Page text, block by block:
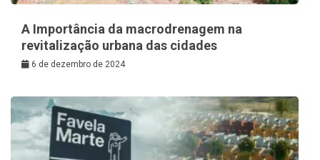
A Importância da macrodrenagem na
revitalização urbana das cidades
6 de dezembro de 2024